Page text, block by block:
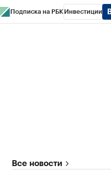
Подписка на РБК Инвестиции
Все новости